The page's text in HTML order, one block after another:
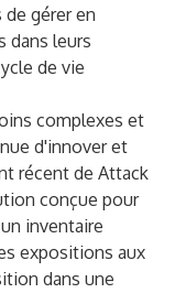
gérer en
dans leurs
de vie
complexes et
d'innover et
récent de Attack
conçue pour
inventaire
expositions aux
dans une